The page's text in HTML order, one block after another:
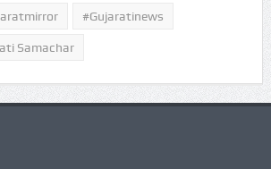
#gujaratinews
Samachar